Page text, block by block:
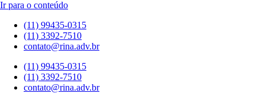
Ir para o conteúdo
(11) 99435-0315
(11) 3392-7510
contato@rina.adv.br
(11) 99435-0315
(11) 3392-7510
contato@rina.adv.br